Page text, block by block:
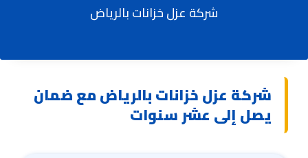
شركة عزل خزانات بالرياض
شركة عزل خزانات بالرياض مع ضمان
يصل إلى عشر سنوات